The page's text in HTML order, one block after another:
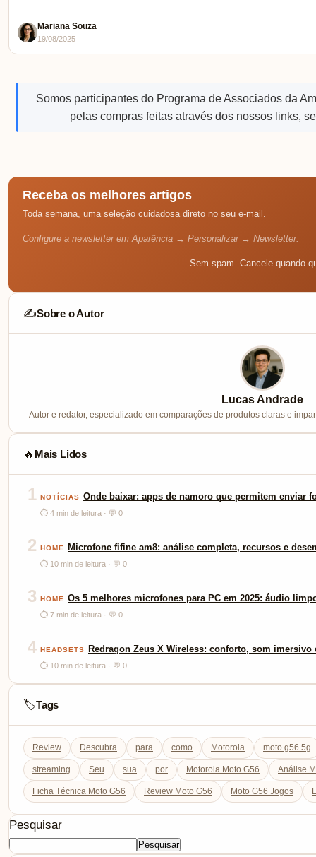
Mariana Souza
19/08/2025
Somos participantes do Programa de Associados da
pelas compras feitas através dos nossos links,
Receba os melhores artigos
Toda semana, uma seleção cuidadosa direto no seu e-mail.
Configure a newsletter em Aparência → Personalizar → Newsletter.
Sem spam. Cancele quando
✍️Sobre o Autor
Lucas Andrade
Autor e redator, especializado em comparações de produtos claras e
🔥 Mais Lidos
1 NOTÍCIAS Onde baixar: apps de namoro que permitem enviar
⏱ 4 min de leitura · 💬 0
2 HOME Microfone fifine am8: análise completa, recursos e
⏱ 10 min de leitura · 💬 0
3 HOME Os 5 melhores microfones para PC em 2025: áudio
⏱ 7 min de leitura · 💬 0
4 HEADSETS Redragon Zeus X Wireless: conforto, som
⏱ 10 min de leitura · 💬 0
🏷️Tags
Review Descubra para como Motorola moto g56 5g
streaming Seu sua por Motorola Moto G56 Análise
Ficha Técnica Moto G56 Review Moto G56 Moto G56 Jogos
Pesquisar
Pesquisar